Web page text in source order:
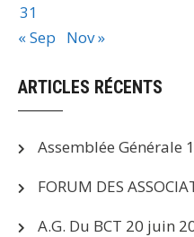
31
« Sep
Nov »
ARTICLES RÉCENTS
Assemblée Générale
FORUM DES
A.G. Du BCT 20 juin